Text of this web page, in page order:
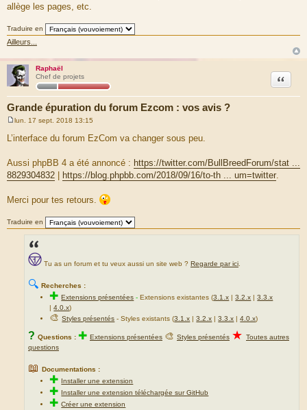
allège les pages, etc.
Traduire en
Ailleurs...
Raphaël
Chef de projets
Grande épuration du forum Ezcom : vos avis ?
Citation
s
g
e
lun. 17 sept. 2018 13:15
L’interface du forum EzCom va changer sous peu.
Aussi phpBB 4 a été annoncé : https://twitter.com/BullBreedForum/stat ...
8829304832
https://blog.phpbb.com/2018/09/16/to-th ... um=twitter.
Merci pour tes retours.
Traduire en
Tu as un forum et tu veux aussi un site web ? Regarde par ici
🔍 Recherches :
✚Extensions présentées -Extensions existantes (3.1.x |3.2.x |3.3.x
|4.0.x)
🎨Styles présentés - Styles existants (3.1.x |3.2.x |3.3.x |4.0.x)
? Questions : ✚ Extensions présentées 🎨 Styles présentés ★ Toutes autres
questions
📖 Documentations :
✚ Installer une extension
✚ Installer une extension téléchargée sur GitHub
✚Créer une extension